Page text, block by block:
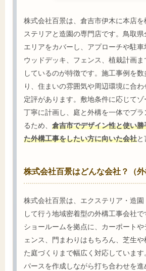
株式会社百景は、倉吉市伊木に本店を
ステリアと造園の専門店です。鳥取
エリアをカバーし、アプローチや駐車
ウッドデッキ、フェンス、植栽計画
しているのが特徴です。施工事例を
り、住まいの雰囲気や周辺環境に合
定評があります。敷地条件に応じて
丁寧に計画し、庭と外構を一体でプ
るため、 倉吉市でデザイン性と使い
た外構工事をしたい方に向いた会社と
株式会社百景はどんな会社？（外
株式会社百景は、エクステリア・造
して行う地域密着型の外構工事会社
ショールームを拠点に、カーポート
ェンス、門まわりはもちろん、芝生
た庭づくりまで幅広く対応していま
パースを作成しながら打ち合わせを進